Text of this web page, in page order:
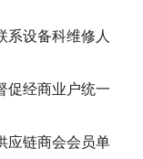
系设备科维修人
促经商业户统一
应链商会会员单